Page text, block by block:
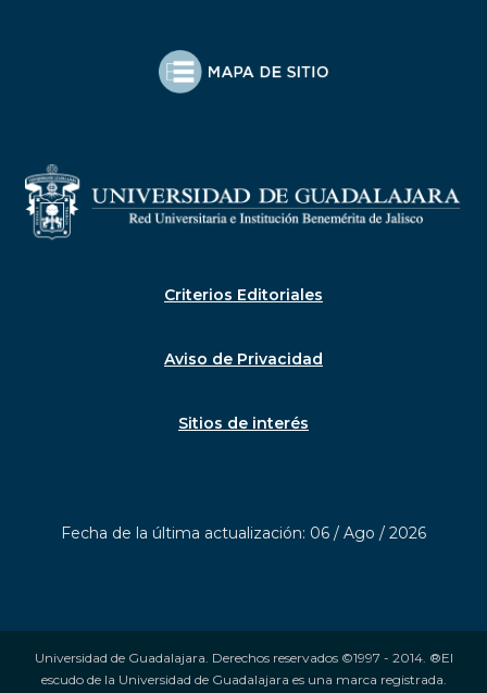
Criterios Editoriales
Aviso de Privacidad
Sitios de interés
Fecha de la última actualización: 06 / Ago / 2026
Universidad de Guadalajara. Derechos reservados ©1997 - 2014. ®El
escudo de la Universidad de Guadalajara es una marca registrada.